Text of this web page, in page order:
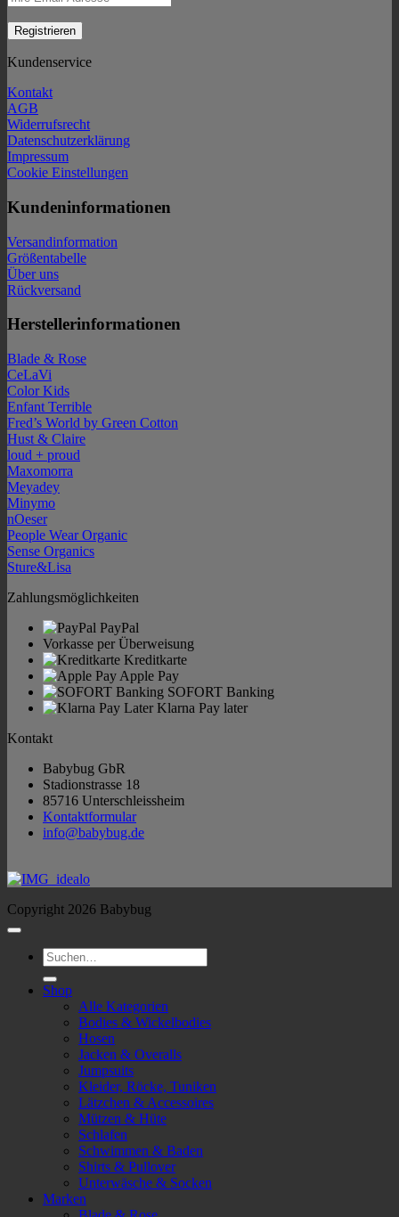
Kundenservice
Kontakt
AGB
Widerrufsrecht
Datenschutzerklärung
Impressum
Cookie Einstellungen
Kundeninformationen
Versandinformation
Größentabelle
Über uns
Rückversand
Herstellerinformationen
Blade & Rose
CeLaVi
Color Kids
Enfant Terrible
Fred’s World by Green Cotton
Hust & Claire
loud + proud
Maxomorra
Meyadey
Minymo
nOeser
People Wear Organic
Sense Organics
Sture&Lisa
Zahlungsmöglichkeiten
PayPal
Vorkasse per Überweisung
Kreditkarte
Apple Pay
SOFORT Banking
Klarna Pay later
Kontakt
Babybug GbR
Stadionstrasse 18
85716 Unterschleissheim
Kontaktformular
info@babybug.de
Copyright 2026 Babybug
Suchen
nach:
Shop
Alle Kategorien
Bodies & Wickelbodies
Hosen
Jacken & Overalls
Jumpsuits
Kleider, Röcke, Tuniken
Lätzchen & Accessoires
Mützen & Hüte
Schlafen
Schwimmen & Baden
Shirts & Pullover
Unterwäsche & Socken
Marken